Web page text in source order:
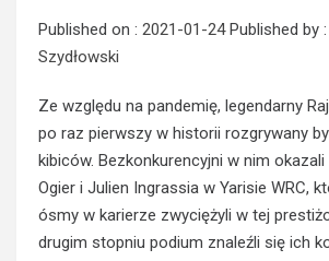
Published on : 2021-01-24Published by :
Szydłowski
Ze względu na pandemię, legendarny
po raz pierwszy w historii rozgrywany
kibiców. Bezkonkurencyjni w nim
Ogier i Julien Ingrassia w Yarisie WRC,
ósmy w karierze zwyciężyli w tej
drugim stopniu podium znaleźli się ich